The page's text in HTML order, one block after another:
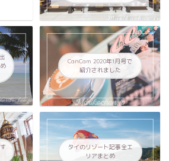
CanCam 2020年1月号で
紹介されました
タイのリゾート記事全エ
リアまとめ